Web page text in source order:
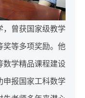
，曾获国家级教学
奖等多项奖励。他
数学精品课程建设
申报国家工科数学